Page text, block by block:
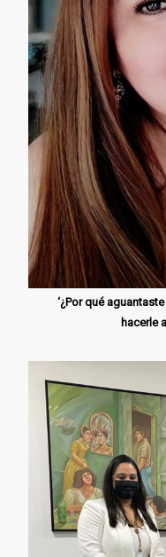
‘¿Por qué
hacerle